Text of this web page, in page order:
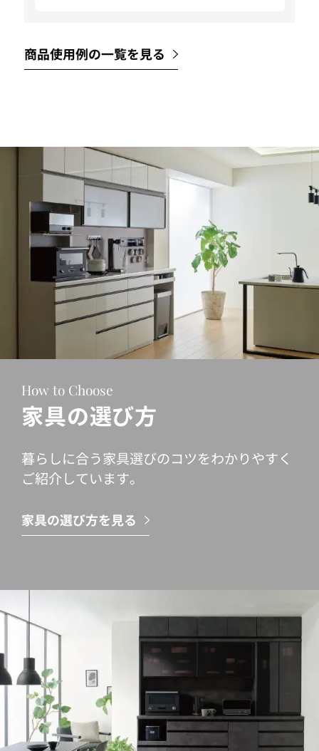
商品使用例の一覧を見る
How to Choose
家具の選び方
暮らしに合う家具選びのコツをわかりやすく
ご紹介しています。
家具の選び方を見る